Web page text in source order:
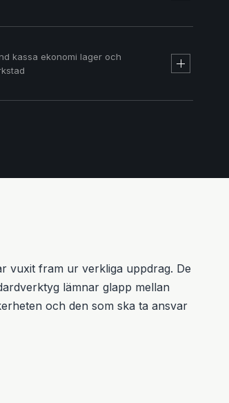
kassa ekonomi lager och
vuxit fram ur verkliga uppdrag. De
lämnar glapp mellan
och den som ska ta ansvar